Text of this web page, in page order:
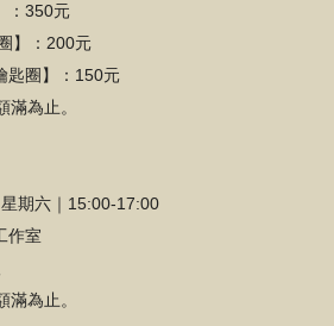
：350元
】：200元
匙圈】：150元
滿為止。
期六｜15:00-17:00
作室
滿為止。